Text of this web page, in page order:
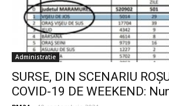
Administratie
SURSE, DIN SCENARIU
COVID-19 DE WEEKEND: